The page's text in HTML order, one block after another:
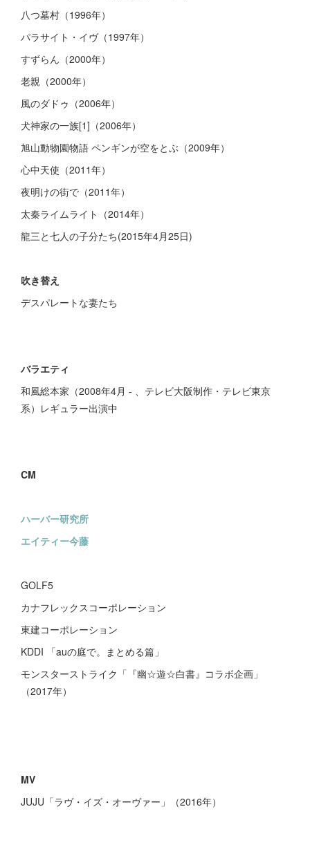
八つ墓村（1996年）
パラサイト・イヴ（1997年）
すずらん（2000年）
老親（2000年）
風のダドゥ（2006年）
犬神家の一族[1]（2006年）
旭山動物園物語 ペンギンが空をとぶ（2009年）
心中天使（2011年）
夜明けの街で（2011年）
太秦ライムライト（2014年）
龍三と七人の子分たち(2015年4月25日)
吹き替え
デスパレートな妻たち
バラエティ
和風総本家（2008年4月 - 、テレビ大阪制作・テレビ東京
系）レギュラー出演中
CM
ハーバー研究所
エイティー今藤
GOLF5
カナフレックスコーポレーション
東建コーポレーション
KDDI 「auの庭で。まとめる篇」
モンスターストライク「『幽☆遊☆白書』コラボ企画」
（2017年）
MV
JUJU「ラヴ・イズ・オーヴァー」（2016年）